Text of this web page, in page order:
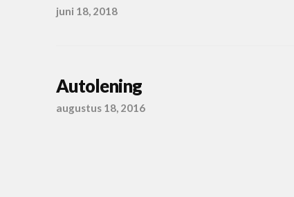
juni 18, 2018
Autolening
augustus 18, 2016